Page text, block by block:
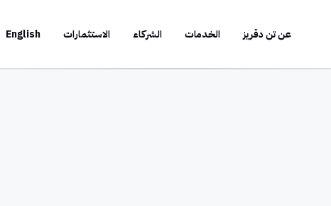
عن تن دقريز الخدمات الشركاء الاستثمارات English